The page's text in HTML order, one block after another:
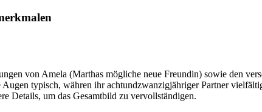
von Amela (Marthas mögliche neue Freundin) sowie den
typisch, währen ihr achtundzwanzigjähriger Partner
Details, um das Gesamtbild zu vervollständigen.